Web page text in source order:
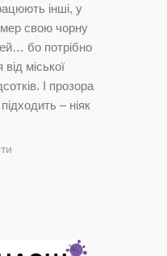
інші, у
мер свою чорну
бо потрібно
міської
І прозора
– ніяк